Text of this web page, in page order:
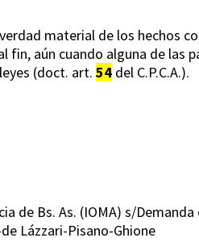
material de los hechos
aún cuando alguna de las
(doct. art. 54 del C.P.C.A.).
de Bs. As. (IOMA) s/
Lázzari-Pisano-Ghione